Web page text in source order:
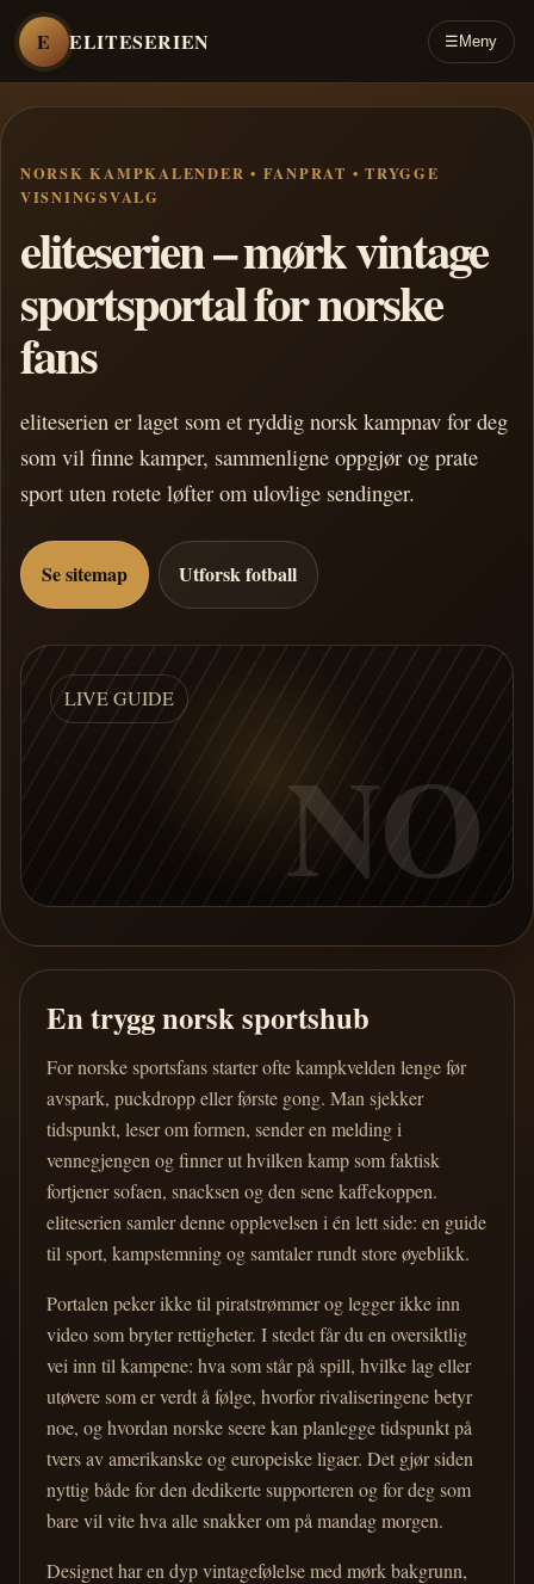
E ELITESERIEN ☰ Meny
NORSK KAMPKALENDER • FANPRAT • TRYGGE
VISNINGSVALG
eliteserien – mørk vintage
sportsportal for norske
fans
eliteserien er laget som et ryddig norsk kampnav for deg
som vil finne kamper, sammenligne oppgjør og prate
sport uten rotete løfter om ulovlige sendinger.
Se sitemap Utforsk fotball
LIVE GUIDE
NO
En trygg norsk sportshub
For norske sportsfans starter ofte kampkvelden lenge før
avspark, puckdropp eller første gong. Man sjekker
tidspunkt, leser om formen, sender en melding i
vennegjengen og finner ut hvilken kamp som faktisk
fortjener sofaen, snacksen og den sene kaffekoppen.
eliteserien samler denne opplevelsen i én lett side: en guide
til sport, kampstemning og samtaler rundt store øyeblikk.
Portalen peker ikke til piratstrømmer og legger ikke inn
video som bryter rettigheter. I stedet får du en oversiktlig
vei inn til kampene: hva som står på spill, hvilke lag eller
utøvere som er verdt å følge, hvorfor rivaliseringene betyr
noe, og hvordan norske seere kan planlegge tidspunkt på
tvers av amerikanske og europeiske ligaer. Det gjør siden
nyttig både for den dedikerte supporteren og for deg som
bare vil vite hva alle snakker om på mandag morgen.
Designet har en dyp vintagefølelse med mørk bakgrunn,